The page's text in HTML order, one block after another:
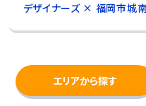
デザイナーズ × 福岡市城
エリアから探す